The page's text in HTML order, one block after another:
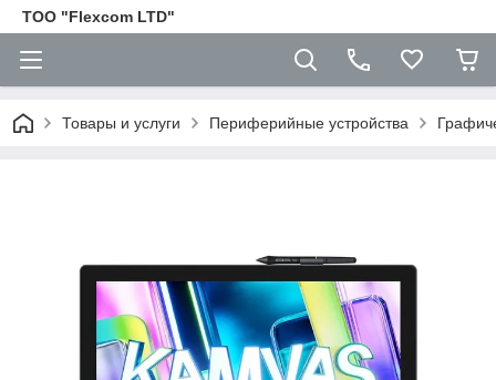
ТОО "Flexcom LTD"
Товары и услуги Периферийные устройства